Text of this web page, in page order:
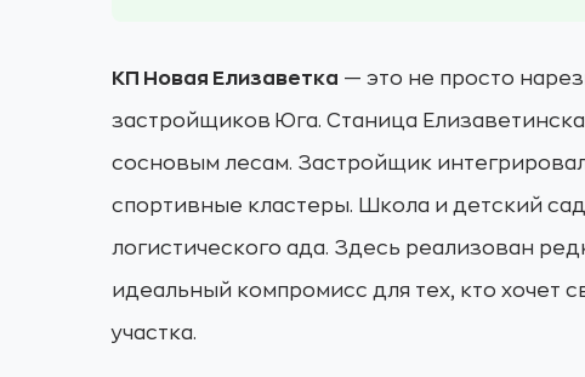
КП Новая Елизаветка — это не просто
застройщиков Юга. Станица
сосновым лесам. Застройщик
спортивные кластеры. Школа и детский
логистического ада. Здесь реализован
идеальный компромисс для тех, кто хочет
участка.